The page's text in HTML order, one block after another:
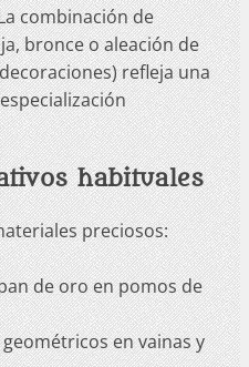
combinación de
bronce o aleación de
refleja una
habituales
preciosos:
de oro en pomos de
en vainas y